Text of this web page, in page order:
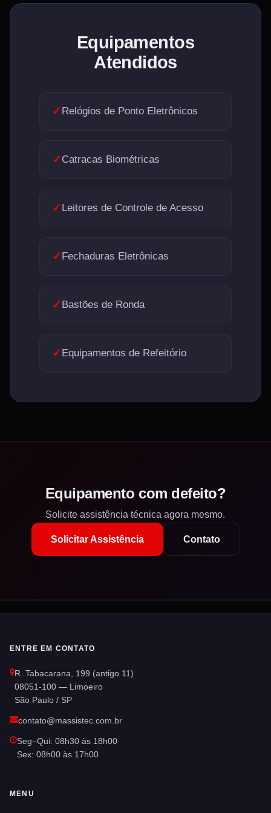
Equipamentos
Atendidos
✓Relógios de Ponto Eletrônicos
✓Catracas Biométricas
✓Leitores de Controle de Acesso
✓Fechaduras Eletrônicas
✓Bastões de Ronda
✓Equipamentos de Refeitório
Equipamento com defeito?
Solicite assistência técnica agora mesmo.
Solicitar Assistência Contato
ENTRE EM CONTATO
R. Tabacarana, 199 (antigo 11)
08051-100 — Limoeiro
São Paulo / SP
contato@massistec.com.br
Seg–Qui: 08h30 às 18h00
Sex: 08h00 às 17h00
MENU